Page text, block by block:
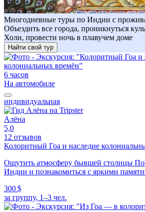
Многодневные туры по Индии с
Объездить все города, проникнуться
Холи, провести ночь в плавучем доме
Найти свой тур
6 часов
На автомобиле
индивидуальная
Алёна
5,0
12 отзывов
Колоритный Гоа и наследие
Ощутить атмосферу бывшей столицы
Индии и познакомиться с яркими
300 $
за группу, 1–3 чел.